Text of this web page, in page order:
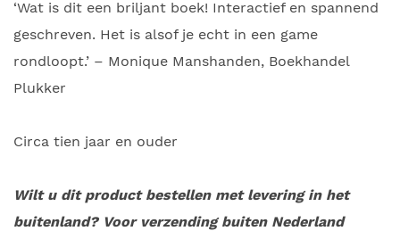
‘Wat is dit een briljant boek! Interactief en spannend
geschreven. Het is alsof je echt in een game
rondloopt.’ – Monique Manshanden, Boekhandel
Plukker
Circa tien jaar en ouder
Wilt u dit product bestellen met levering in het
buitenland? Voor verzending buiten Nederland